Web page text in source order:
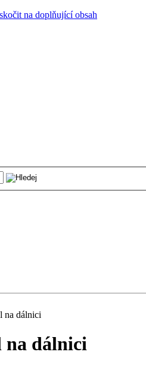
na doplňující obsah
na dálnici
dálnici